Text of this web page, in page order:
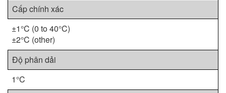
Cấp chính xác
±1°C (0 to 40°C)
±2°C (other)
Độ phân dải
1°C